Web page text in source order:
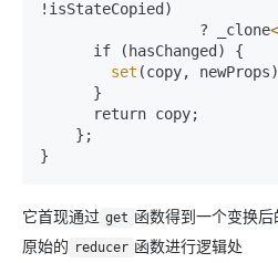
!isStateCopied)
                  ? _clone
set (copy,
}
它首现通过 get 函数得到一个变换后
原始的 reducer 函数进行逻辑处